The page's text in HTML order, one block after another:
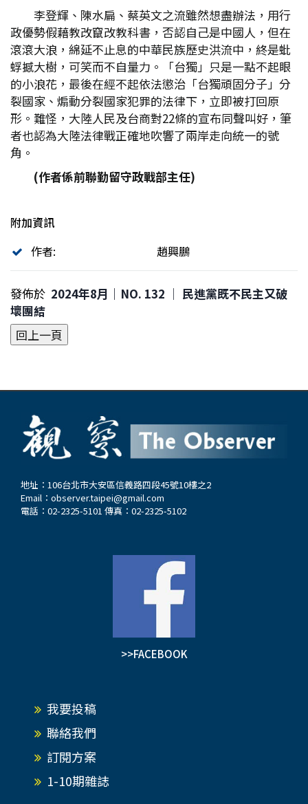
李登輝、陳水扁、蔡英文之流雖然想盡辦法，用行
政優勢假藉教改竄改教科書，否認自己是中國人，但在
滾滾大浪，綿延不止息的中華民族歷史洪流中，終是蚍
蜉撼大樹，可笑而不自量力。「台獨」只是一點不起眼
的小浪花，最後在經不起依法懲治「台獨頑固分子」分
裂國家、煽動分裂國家犯罪的法律下，立即被打回原
形。難怪，大陸人民及台商對22條的宣布同聲叫好，筆
者也認為大陸法律戰正確地吹響了兩岸走向統一的號
角。
(作者係前聯勤留守政戰部主任)
附加資訊
作者:
趙興鵬
發佈於 2024年8月｜NO. 132 │ 民進黨既不民主又破
壞團結
地址：106台北市大安區信義路四段45號10樓之2
Email： observer.taipei@gmail.com
電話：02-2325-5101 傳真：02-2325-5102
>>FACEBOOK
我要投稿
聯絡我們
訂閱方案
1-10期雜誌